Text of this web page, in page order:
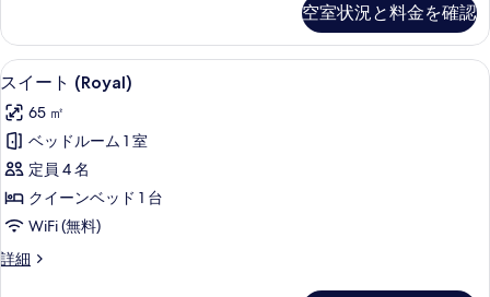
す
る
写
真
を
表
示
す
る
(Bayern)
の
詳
空室状況と料金を確認
ス
イ
ー
ト
(Royal)
の
す
べ
スイート (Royal) | リビング エリア |
5
スイート (Royal)
65 ㎡
ベッドルーム 1 室
定員 4 名
クイーンベッド 1 台
WiFi (無料)
詳細
ス